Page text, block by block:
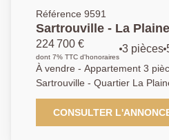
Référence 9591
Sartrouville - La
pièces 56.98 m² avec
224 700 €
dont 7% TTC d'honoraires
3 pièces
À vendre - Appartement 3
Sartrouville - Quartier La Plaine Situé au coeur
quartier recherché de La
découvrez cet agréable
56.98 m² au 2ème étage
CONSULTER